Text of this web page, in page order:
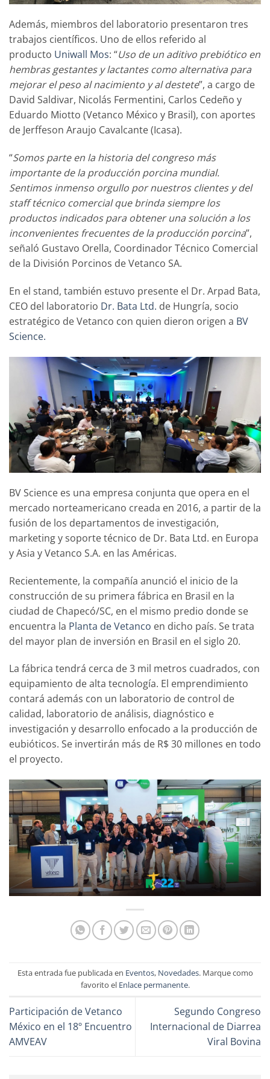
Además, miembros del laboratorio presentaron tres
trabajos científicos. Uno de ellos referido al
producto Uniwall Mos: “Uso de un aditivo prebiótico en
hembras gestantes y lactantes como alternativa para
mejorar el peso al nacimiento y al destete”, a cargo de
David Saldivar, Nicolás Fermentini, Carlos Cedeño y
Eduardo Miotto (Vetanco México y Brasil), con aportes
de Jerffeson Araujo Cavalcante (Icasa).
“Somos parte en la historia del congreso más
importante de la producción porcina mundial.
Sentimos inmenso orgullo por nuestros clientes y del
staff técnico comercial que brinda siempre los
productos indicados para obtener una solución a los
inconvenientes frecuentes de la producción porcina”,
señaló Gustavo Orella, Coordinador Técnico Comercial
de la División Porcinos de Vetanco SA.
En el stand, también estuvo presente el Dr. Arpad Bata,
CEO del laboratorio Dr. Bata Ltd. de Hungría, socio
estratégico de Vetanco con quien dieron origen a BV
Science.
BV Science es una empresa conjunta que opera en el
mercado norteamericano creada en 2016, a partir de la
fusión de los departamentos de investigación,
marketing y soporte técnico de Dr. Bata Ltd. en Europa
y Asia y Vetanco S.A. en las Américas.
Recientemente, la compañía anunció el inicio de la
construcción de su primera fábrica en Brasil en la
ciudad de Chapecó/SC, en el mismo predio donde se
encuentra la Planta de Vetanco en dicho país. Se trata
del mayor plan de inversión en Brasil en el siglo 20.
La fábrica tendrá cerca de 3 mil metros cuadrados, con
equipamiento de alta tecnología. El emprendimiento
contará además con un laboratorio de control de
calidad, laboratorio de análisis, diagnóstico e
investigación y desarrollo enfocado a la producción de
eubióticos. Se invertirán más de R$ 30 millones en todo
el proyecto.
Esta entrada fue publicada en Eventos, Novedades. Marque como
favorito el Enlace permanente.
Participación de Vetanco
México en el 18º Encuentro
AMVEAV
Segundo Congreso
Internacional de Diarrea
Viral Bovina